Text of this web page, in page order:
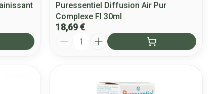
Puressentiel Diffusion Air Pur
Complexe Fl 30ml
18,69 €
Quantité